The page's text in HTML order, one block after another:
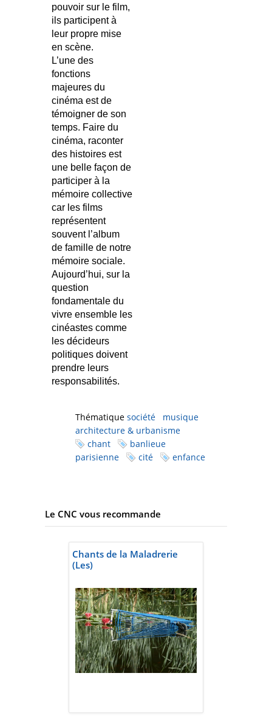
pouvoir sur le film,
ils participent à
leur propre mise
en scène.
L’une des
fonctions
majeures du
cinéma est de
témoigner de son
temps. Faire du
cinéma, raconter
des histoires est
une belle façon de
participer à la
mémoire collective
car les films
représentent
souvent l’album
de famille de notre
mémoire sociale.
Aujourd’hui, sur la
question
fondamentale du
vivre ensemble les
cinéastes comme
les décideurs
politiques doivent
prendre leurs
responsabilités.
Thématique société
musique
architecture & urbanisme
chant
banlieue
parisienne
cité enfance
Le CNC vous recommande
Chants de la Maladrerie
(Les)